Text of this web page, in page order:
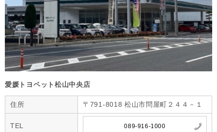
愛媛トヨペット松山中央店
住所 〒791-8018 松山市問屋町２４４－１
TEL 089-916-1000